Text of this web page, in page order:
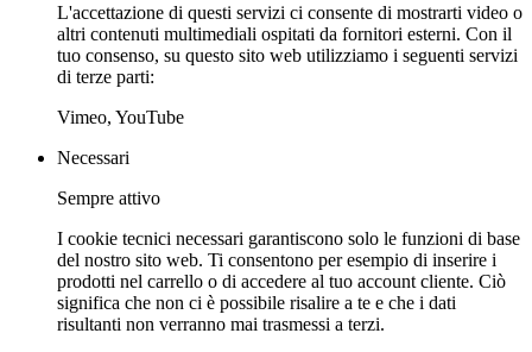
L'accettazione di questi servizi ci consente di mostrarti video o
altri contenuti multimediali ospitati da fornitori esterni. Con il
tuo consenso, su questo sito web utilizziamo i seguenti servizi
di terze parti:
Vimeo, YouTube
Necessari
Sempre attivo
I cookie tecnici necessari garantiscono solo le funzioni di base
del nostro sito web. Ti consentono per esempio di inserire i
prodotti nel carrello o di accedere al tuo account cliente. Ciò
significa che non ci è possibile risalire a te e che i dati
risultanti non verranno mai trasmessi a terzi.